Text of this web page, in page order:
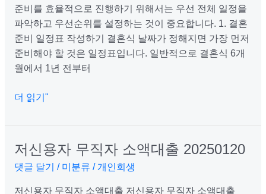
준비를 효율적으로 진행하기 위해서는 우선 전체 일정을
파악하고 우선순위를 설정하는 것이 중요합니다. 1. 결혼
준비 일정표 작성하기 결혼식 날짜가 정해지면 가장 먼저
준비해야 할 것은 일정표입니다. 일반적으로 결혼식 6개
월에서 1년 전부터
있
어
중
요
한
항
을
리
하
는
더 읽기"
저신용자 무직자 소액대출 20250120
댓글 달기 / 미분류 / 개인회생
저신용자 무직자 소액대출 저신용자 무직자 소액대출
저
신
자